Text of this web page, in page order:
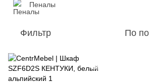
Пеналы
Фильтр По